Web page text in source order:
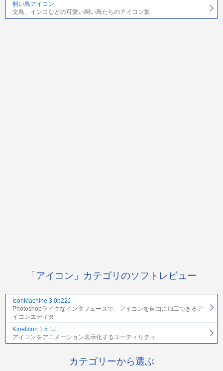
飼い鳥アイコン
文鳥、インコなどの可愛い飼い鳥たちのアイコン集
「アイコン」カテゴリのソフトレビュー
IconMachine 3.0b22J
Photoshopライクなインタフェースで、アイコンを自由に加工できるア
イコンエディタ
Kineticon 1.5.1J
アイコンをアニメーション表示化するユーティリティ
カテゴリーから選ぶ